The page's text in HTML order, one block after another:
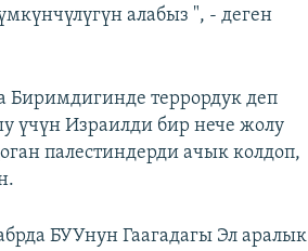
алабыз ", - деген
террордук деп
үчүн Израилди бир нече жолу
палестиндерди ачык колдоп,
БУУнун Гаагадагы Эл аралык